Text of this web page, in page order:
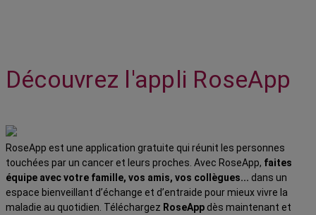
Découvrez l'appli RoseApp
RoseApp est une application gratuite qui réunit les personnes
touchées par un cancer et leurs proches. Avec RoseApp, faites
équipe avec votre famille, vos amis, vos collègues... dans un
espace bienveillant d’échange et d’entraide pour mieux vivre la
maladie au quotidien. Téléchargez RoseApp dès maintenant et